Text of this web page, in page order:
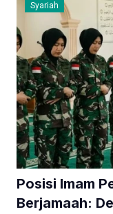
Syariah
Posisi Imam
Berjamaah: